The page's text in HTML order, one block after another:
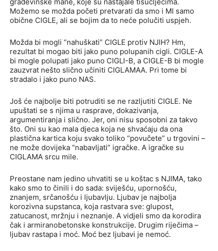
građevinske mane, koje su nastajale tisućljećima.
Možemo se možda početi pretvarati da smo i MI samo
obične CIGLE, ali se bojim da to neće polučiti uspjeh.
Možda bi mogli “nahuškati” CIGLE protiv NJIH? Hm,
rezultat bi mogao biti jako puno polupanih cigli. CIGLE-A
bi mogle polupati jako puno CIGLI-B, a CIGLE-B bi mogle
zauzvrat nešto slično učiniti CIGLAMAA. Pri tome bi
stradalo i jako puno NAS.
Još će najbolje biti potruditi se ne razljutiti CIGLE. Ne
upuštati se s njima u rasprave, dokazivanja,
argumentiranja i slično. Jer, oni nisu sposobni za takvo
što. Oni su kao mala djeca koja ne shvaćaju da ona
plastična kartica koju svako toliko “povučete” u trgovini –
ne može dovijeka “nabavljati” igračke. A igračke su
CIGLAMA srcu mile.
Preostane nam jedino uhvatiti se u koštac s NJIMA, tako
kako smo to činili i do sada: sviješću, upornošću,
znanjem, srčanošću i ljubavlju. Ljubav je najbolja
korozivna supstanca, koja rastvara sve: glupost,
zatucanost, mržnju i neznanje. A vidjeli smo da korodira
čak i armiranobetonske konstrukcije. Drugim riječima –
ljubav rastapa i moć. Moć bez ljubavi je nemoć.